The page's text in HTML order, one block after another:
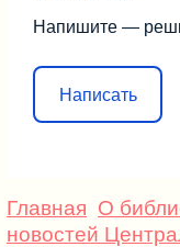
Напишите —
Написать
Главная О
новостей